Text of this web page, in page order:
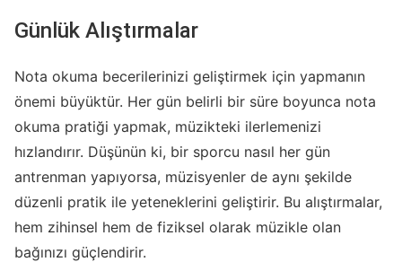
Günlük Alıştırmalar
Nota okuma becerilerinizi geliştirmek için yapmanın
önemi büyüktür. Her gün belirli bir süre boyunca nota
okuma pratiği yapmak, müzikteki ilerlemenizi
hızlandırır. Düşünün ki, bir sporcu nasıl her gün
antrenman yapıyorsa, müzisyenler de aynı şekilde
düzenli pratik ile yeteneklerini geliştirir. Bu alıştırmalar,
hem zihinsel hem de fiziksel olarak müzikle olan
bağınızı güçlendirir.